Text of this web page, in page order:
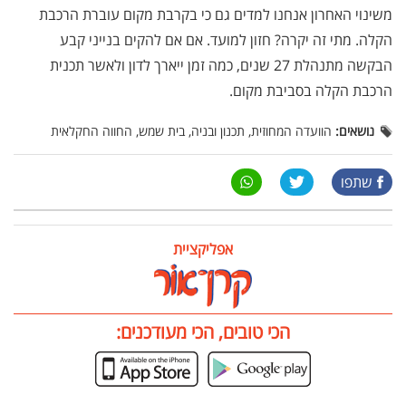
משינוי האחרון אנחנו למדים גם כי בקרבת מקום עוברת הרכבת
הקלה. מתי זה יקרה? חזון למועד. אם אם להקים בנייני קבע
הבקשה מתנהלת 27 שנים, כמה זמן ייארך לדון ולאשר תכנית
הרכבת הקלה בסביבת מקום.
נושאים: הוועדה המחוזית, תכנון ובניה, בית שמש, החווה החקלאית
שתפו
אפליקציית
הכי טובים, הכי מעודכנים: